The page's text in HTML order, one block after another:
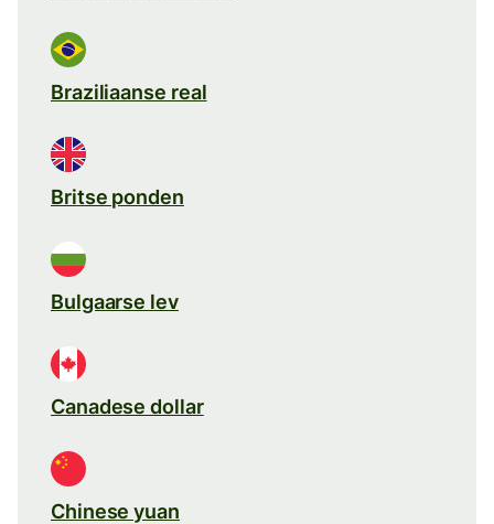
Braziliaanse real
Britse ponden
Bulgaarse lev
Canadese dollar
Chinese yuan